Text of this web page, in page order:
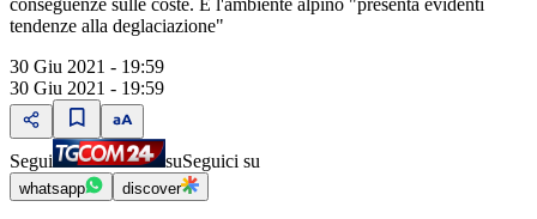
conseguenze sulle coste. E l'ambiente alpino "presenta evidenti
tendenze alla deglaciazione"
30 Giu 2021 - 19:59
30 Giu 2021 - 19:59
Segui suSeguici su
whatsapp discover